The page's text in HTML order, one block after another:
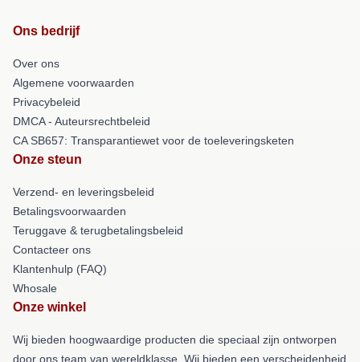
Ons bedrijf
Over ons
Algemene voorwaarden
Privacybeleid
DMCA - Auteursrechtbeleid
CA SB657: Transparantiewet voor de toeleveringsketen
Onze steun
Verzend- en leveringsbeleid
Betalingsvoorwaarden
Teruggave & terugbetalingsbeleid
Contacteer ons
Klantenhulp (FAQ)
Whosale
Onze winkel
Wij bieden hoogwaardige producten die speciaal zijn ontworpen
door ons team van wereldklasse. Wij bieden een verscheidenheid